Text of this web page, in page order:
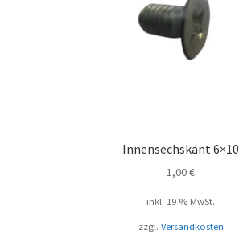
Innensechskant 6×10
1,00€
inkl. 19 % MwSt.
zzgl. Versandkosten